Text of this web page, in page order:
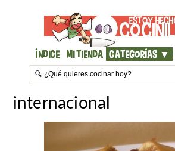
Índice Mi Tienda Categorías ▼
internacional